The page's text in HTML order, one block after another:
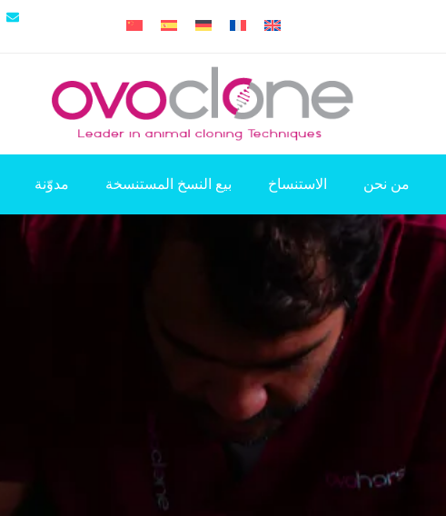
من نحن الاستنساخ بيع النسخ المستنسخة مدوّنة